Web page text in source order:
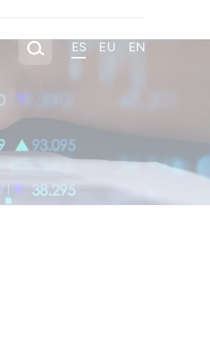
ES EU EN